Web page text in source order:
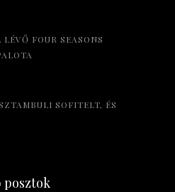
FOUR SEASONS
SOFITELT, ÉS
posztok